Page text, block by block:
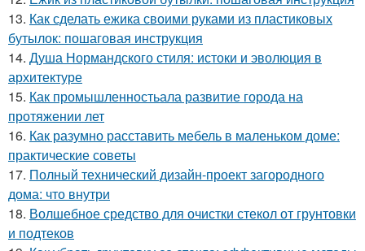
13. Как сделать ежика своими руками из пластиковых
бутылок: пошаговая инструкция
14. Душа Нормандского стиля: истоки и эволюция в
архитектуре
15. Как промышленностьала развитие города на
протяжении лет
16. Как разумно расставить мебель в маленьком доме:
практические советы
17. Полный технический дизайн-проект загородного
дома: что внутри
18. Волшебное средство для очистки стекол от грунтовки
и подтеков